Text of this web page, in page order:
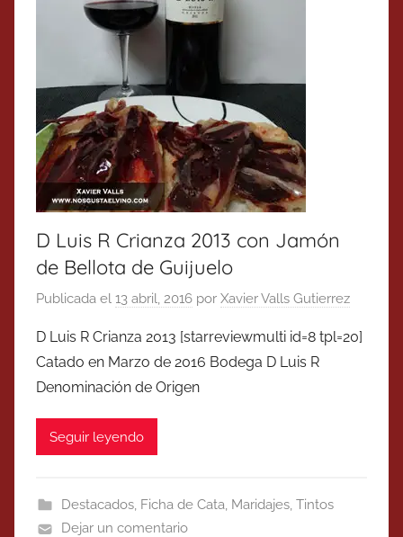
D Luis R Crianza 2013 con Jamón
de Bellota de Guijuelo
Publicada el 13 abril, 2016 por Xavier Valls Gutierrez
D Luis R Crianza 2013 [starreviewmulti id=8 tpl=20]
Catado en Marzo de 2016 Bodega D Luis R
Denominación de Origen
Seguir leyendo
Destacados, Ficha de Cata, Maridajes, Tintos
Dejar un comentario